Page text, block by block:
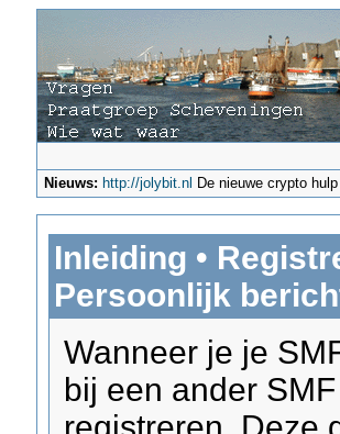
Nieuws: http://jolybit.nl De nieuwe crypto hulp
Inleiding •
Persoonlijk
Wanneer je je
bij een ander
registreren. Deze